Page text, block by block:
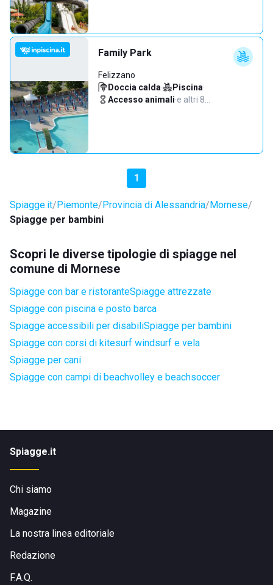
Family Park
Felizzano
Doccia calda· Piscina·
Accesso animali·e altri 8…
1
Spiagge.it Piemonte Provincia di Alessandria Mornese
Spiagge per bambini
Scopri le diverse tipologie di spiagge nel
comune di Mornese
Spiagge con bar e ristoranteSpiagge attrezzate
Spiagge con piscina e posto barca
Spiagge accessibili per disabiliSpiagge per bambini
Spiagge con corsi di kitesurf windsurf e vela
Spiagge per cani
Spiagge con campi di beachvolley e beachsoccer
Spiagge.it
Chi siamo
Magazine
La nostra linea editoriale
Redazione
F.A.Q.